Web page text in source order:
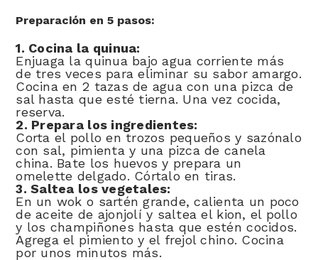
Preparación en 5 pasos:
1. Cocina la quinua:
Enjuaga la quinua bajo agua corriente más
de tres veces para eliminar su sabor amargo.
Cocina en 2 tazas de agua con una pizca de
sal hasta que esté tierna. Una vez cocida,
reserva.
2. Prepara los ingredientes:
Corta el pollo en trozos pequeños y sazónalo
con sal, pimienta y una pizca de canela
china. Bate los huevos y prepara un
omelette delgado. Córtalo en tiras.
3. Saltea los vegetales:
En un wok o sartén grande, calienta un poco
de aceite de ajonjolí y saltea el kion, el pollo
y los champiñones hasta que estén cocidos.
Agrega el pimiento y el frejol chino. Cocina
por unos minutos más.